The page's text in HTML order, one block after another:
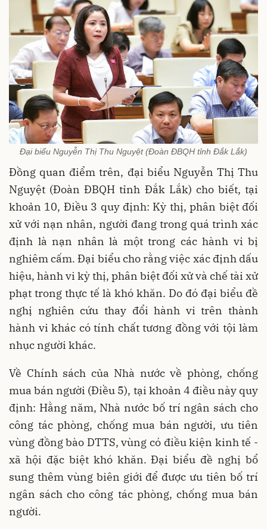
Đại biểu Nguyễn Thị Thu Nguyệt (Đoàn ĐBQH tỉnh Đắk Lắk)
Đồng quan điểm trên, đại biểu Nguyễn Thị Thu
Nguyệt (Đoàn ĐBQH tỉnh Đắk Lắk) cho biết, tại
khoản 10, Điều 3 quy định: Kỳ thị, phân biệt đối
xử với nạn nhân, người đang trong quá trình xác
định là nạn nhân là một trong các hành vi bị
nghiêm cấm. Đại biểu cho rằng việc xác định dấu
hiệu, hành vi kỳ thị, phân biệt đối xử và chế tài xử
phạt trong thực tế là khó khăn. Do đó đại biểu đề
nghị nghiên cứu thay đổi hành vi trên thành
hành vi khác có tính chất tương đồng với tội làm
nhục người khác.
Về Chính sách của Nhà nước về phòng, chống
mua bán người (Điều 5), tại khoản 4 điều này quy
định: Hằng năm, Nhà nước bố trí ngân sách cho
công tác phòng, chống mua bán người, ưu tiên
vùng đồng bào DTTS, vùng có điều kiện kinh tế -
xã hội đặc biệt khó khăn. Đại biểu đề nghị bổ
sung thêm vùng biên giới để được ưu tiên bố trí
ngân sách cho công tác phòng, chống mua bán
người.